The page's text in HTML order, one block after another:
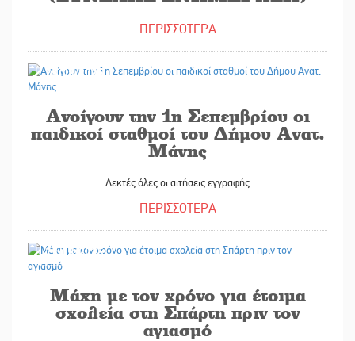
ΠΕΡΙΣΣΟΤΕΡΑ
29/08/2025
Ανοίγουν την 1η Σεπεμβρίου οι
παιδικοί σταθμοί του Δήμου Ανατ.
Μάνης
Δεκτές όλες οι αιτήσεις εγγραφής
ΠΕΡΙΣΣΟΤΕΡΑ
29/08/2025
Μάχη με τον χρόνο για έτοιμα
σχολεία στη Σπάρτη πριν τον
αγιασμό